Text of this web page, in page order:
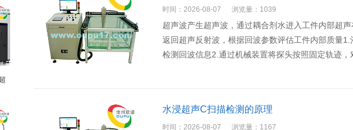
时间：2026-08-07 浏览量：1039
超声波产生超声波，通过耦合剂水进入工件内部超
返回超声反射波，根据回波参数评估工件内部质量
检测回波信息2.通过机械装置将探头按照固定轨迹
水浸超声C扫描检测的原理
时间：2026-08-07 浏览量：1167